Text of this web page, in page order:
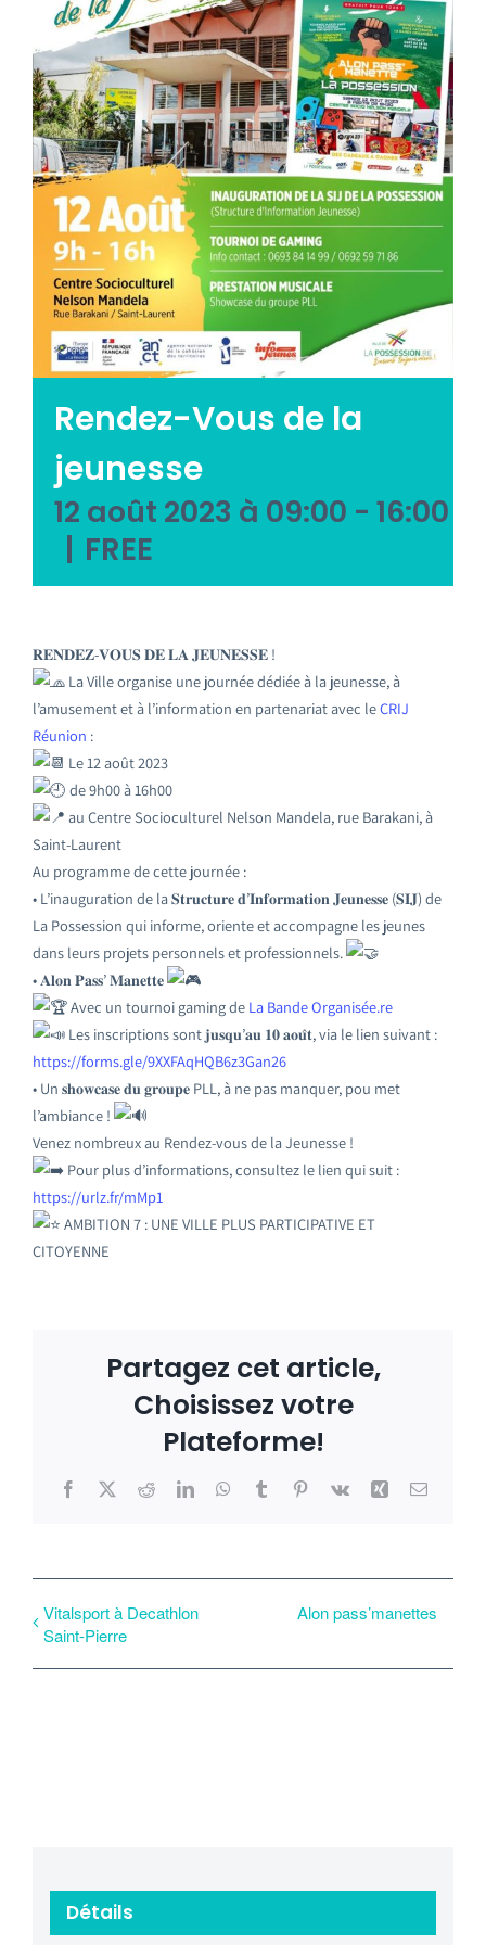
Emploi tourisme
Contact
Rendez-Vous de la
jeunesse
12 août 2023 à 09:00 - 16:00
| FREE
𝐑𝐄𝐍𝐃𝐄𝐙-𝐕𝐎𝐔𝐒 𝐃𝐄 𝐋𝐀 𝐉𝐄𝐔𝐍𝐄𝐒𝐒𝐄 !
La Ville organise une journée dédiée à la jeunesse, à
l’amusement et à l’information en partenariat avec leCRIJ
Réunion :
Le 12 août 2023
de 9h00 à 16h00
au Centre Socioculturel Nelson Mandela, rue Barakani, à
Saint-Laurent
Au programme de cette journée :
• L’inauguration de la 𝐒𝐭𝐫𝐮𝐜𝐭𝐮𝐫𝐞 𝐝’𝐈𝐧𝐟𝐨𝐫𝐦𝐚𝐭𝐢𝐨𝐧 𝐉𝐞𝐮𝐧𝐞𝐬𝐬𝐞 (𝐒𝐈𝐉) de
La Possession qui informe, oriente et accompagne les jeunes
dans leurs projets personnels et professionnels.
• 𝐀𝐥𝐨𝐧 𝐏𝐚𝐬𝐬’ 𝐌𝐚𝐧𝐞𝐭𝐭𝐞
Avec un tournoi gaming de La Bande Organisée.re
Les inscriptions sont 𝐣𝐮𝐬𝐪𝐮’𝐚𝐮 𝟏𝟎 𝐚𝐨𝐮̂𝐭, via le lien suivant :
https://forms.gle/9XXFAqHQB6z3Gan26
• Un 𝐬𝐡𝐨𝐰𝐜𝐚𝐬𝐞 𝐝𝐮 𝐠𝐫𝐨𝐮𝐩𝐞 PLL, à ne pas manquer, pou met
l’ambiance !
Venez nombreux au Rendez-vous de la Jeunesse !
Pour plus d’informations, consultez le lien qui suit :
https://urlz.fr/mMp1
AMBITION 7 : UNE VILLE PLUS PARTICIPATIVE ET
CITOYENNE
Partagez cet article,
Choisissez votre
Plateforme!
Facebook
X RedditLinkedInWhatsApp
TumblrPinterest
Vk Xing Email
Vitalsport à Decathlon
Saint-Pierre
Alon pass’manettes
Détails